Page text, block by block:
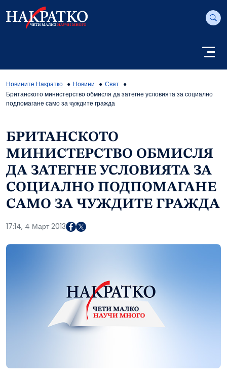
Новините Накратко Новини
Свят
Британското министерство обмисля да затегне условията за социално
подпомагане само за чуждите гражда
БРИТАНСКОТО
МИНИСТЕРСТВО ОБМИСЛЯ
ДА ЗАТЕГНЕ УСЛОВИЯТА ЗА
СОЦИАЛНО ПОДПОМАГАНЕ
САМО ЗА ЧУЖДИТЕ ГРАЖДА
17:14, 4 Март 2013